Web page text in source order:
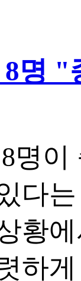
8명
명
다
황
하